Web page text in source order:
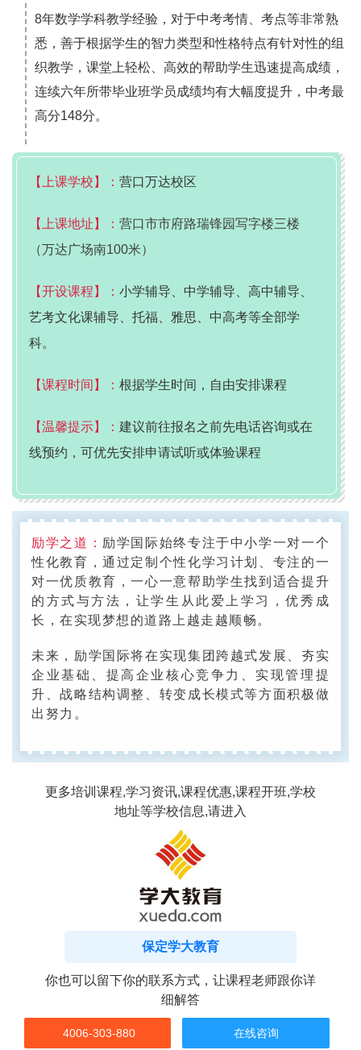
8年数学学科教学经验，对于中考考情、考点等非常熟
悉，善于根据学生的智力类型和性格特点有针对性的组
织教学，课堂上轻松、高效的帮助学生迅速提高成绩，
连续六年所带毕业班学员成绩均有大幅度提升，中考最
高分148分。
【上课学校】： 营口万达校区
【上课地址】： 营口市市府路瑞锋园写字楼三楼
（万达广场南100米）
【开设课程】： 小学辅导、中学辅导、高中辅导、
艺考文化课辅导、托福、雅思、中高考等全部学
科。
【课程时间】： 根据学生时间，自由安排课程
【温馨提示】： 建议前往报名之前先电话咨询或在
线预约，可优先安排申请试听或体验课程
励学之道： 励学国际始终专注于中小学一对一个
性化教育，通过定制个性化学习计划、专注的一
对一优质教育，一心一意帮助学生找到适合提升
的方式与方法，让学生从此爱上学习，优秀成
长，在实现梦想的道路上越走越顺畅。
未来，励学国际将在实现集团跨越式发展、夯实
企业基础、提高企业核心竞争力、实现管理提
升、战略结构调整、转变成长模式等方面积极做
出努力。
更多培训课程,学习资讯,课程优惠,课程开班,学校
地址等学校信息,请进入
保定学大教育
你也可以留下你的联系方式，让课程老师跟你详
细解答
4006-303-880 在线咨询